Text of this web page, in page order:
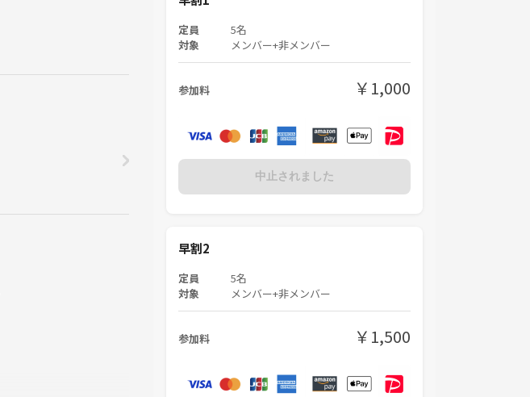
定員 5名
対象 メンバー+非メンバー
参加料 ￥1,000
中止されました
早割2
定員 5名
対象
メンバー+非メンバー
参加料 ￥1,500